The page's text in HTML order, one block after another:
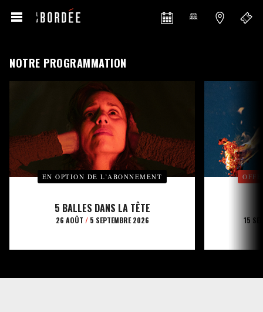
NOTRE PROGRAMMATION
EN OPTION DE L’ABONNEMENT
5 BALLES DANS LA TÊTE
26 AOÛT /5 SEPTEMBRE 2026 15